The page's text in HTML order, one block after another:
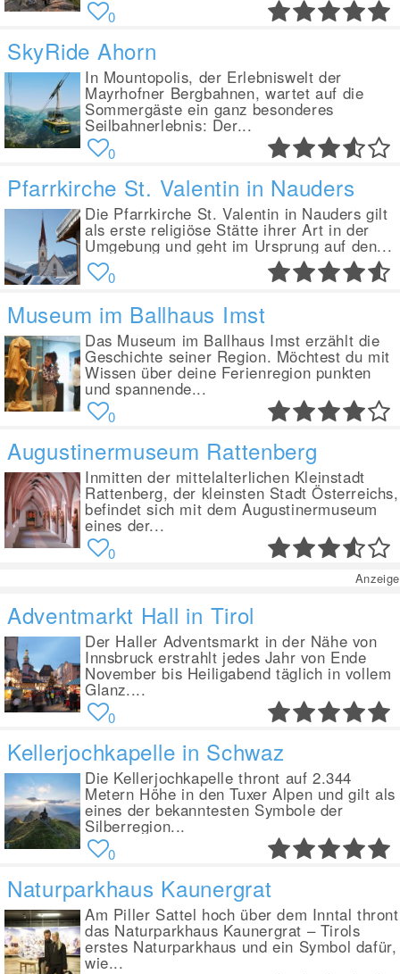
0
SkyRide Ahorn
In Mountopolis, der Erlebniswelt der
Mayrhofner Bergbahnen, wartet auf die
Sommergäste ein ganz besonderes
Seilbahnerlebnis: Der...
0
Pfarrkirche St. Valentin in Nauders
Die Pfarrkirche St. Valentin in Nauders gilt
als erste religiöse Stätte ihrer Art in der
Umgebung und geht im Ursprung auf den...
0
Museum im Ballhaus Imst
Das Museum im Ballhaus Imst erzählt die
Geschichte seiner Region. Möchtest du mit
Wissen über deine Ferienregion punkten
und spannende...
0
Augustinermuseum Rattenberg
Inmitten der mittelalterlichen Kleinstadt
Rattenberg, der kleinsten Stadt Österreichs,
befindet sich mit dem Augustinermuseum
eines der...
0
Anzeige
Adventmarkt Hall in Tirol
Der Haller Adventsmarkt in der Nähe von
Innsbruck erstrahlt jedes Jahr von Ende
November bis Heiligabend täglich in vollem
Glanz....
0
Kellerjochkapelle in Schwaz
Die Kellerjochkapelle thront auf 2.344
Metern Höhe in den Tuxer Alpen und gilt als
eines der bekanntesten Symbole der
Silberregion...
0
Naturparkhaus Kaunergrat
Am Piller Sattel hoch über dem Inntal thront
das Naturparkhaus Kaunergrat – Tirols
erstes Naturparkhaus und ein Symbol dafür,
wie...